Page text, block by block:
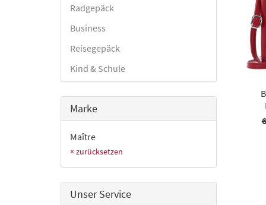
Radgepäck
Business
Reisegepäck
Kind & Schule
Marke
Maître
× zurücksetzen
Unser Service